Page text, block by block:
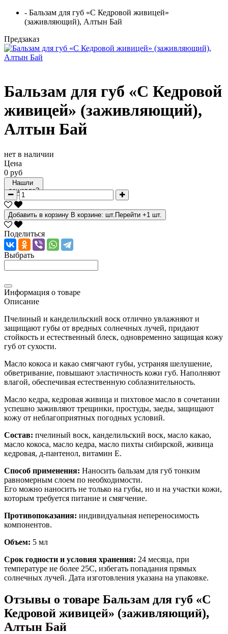
- Бальзам для губ «С Кедровой живицей»
(заживляющий), Алтын Бай
Предзаказ
Бальзам для губ «С Кедровой
живицей» (заживляющий),
Алтын Бай
нет в наличии
Цена
0 руб
Нашли
дешевле?
Добавить в корзину В корзине: шт. Перейти +1 шт.
Поделиться
Выбрать
Информация о товаре
Описание
Пчелиный и канделильский воск отлично увлажняют и
защищают губы от вредных солнечных лучей, придают
стойкость и естественный блеск, одновременно защищая кожу
губ от сухости.
Масло кокоса и какао смягчают губы, устраняя шелушение,
обветривание, повышают эластичность кожи губ. Наполняют
влагой, обеспечивая естественную соблазнительность.
Масло кедра, кедровая живица и пихтовое масло в сочетании
успешно заживляют трещинки, простуды, заеды, защищают
кожу от неблагоприятных погодных условий.
Состав: пчелиный воск, канделильский воск, масло какао,
масло кокоса, масло кедра, масло пихты сибирской, живица
кедровая, д-пантенол, витамин Е.
Способ применения: Наносить бальзам для губ тонким
равномерным слоем по необходимости.
Его можно наносить не только на губы, но и на участки кожи,
которым требуется питание и смягчение.
Противопоказания: индивидуальная непереносимость
компонентов.
Объем: 5 мл
Срок годности и условия хранения: 24 месяца, при
температуре не более 25С, избегать попадания прямых
солнечных лучей. Дата изготовления указана на упаковке.
Отзывы о товаре Бальзам для губ «С
Кедровой живицей» (заживляющий),
Алтын Бай